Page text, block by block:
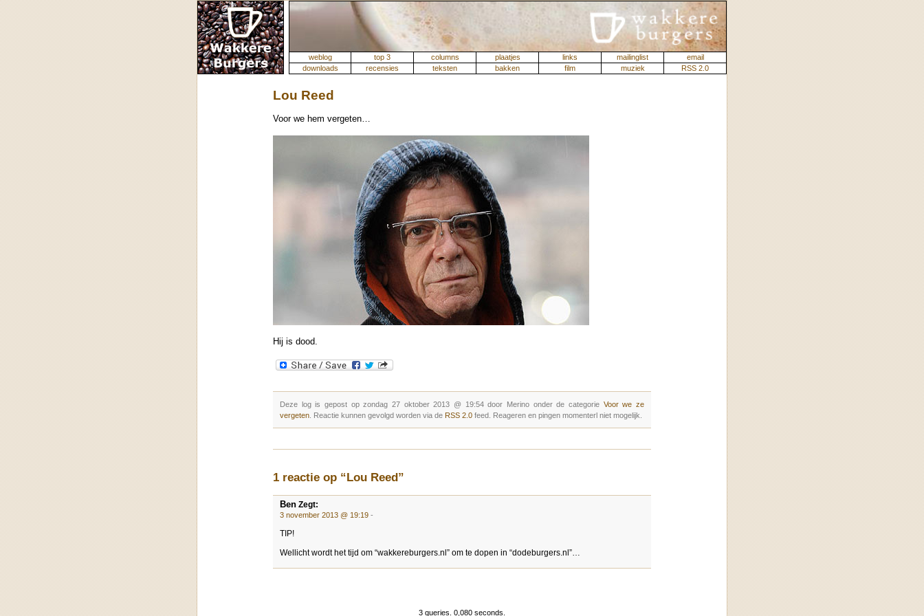
weblog top 3 columns plaatjes links mailinglist
email
downloads
recensies teksten bakken film muziek RSS 2.0
Lou Reed
Voor we hem vergeten…
Hij is dood.
Deze log is gepost op zondag 27 oktober 2013 @ 19:54 door Merino onder de categorie Voor we ze
vergeten . Reactie kunnen gevolgd worden via de RSS 2.0 feed. Reageren en pingen momenterl niet mogelijk.
1 reactie op “Lou Reed”
Ben Zegt:
3 november 2013 @ 19:19 -
TIP!
Wellicht wordt het tijd om “wakkereburgers.nl” om te dopen in “dodeburgers.nl”…
3 queries. 0,080 seconds.